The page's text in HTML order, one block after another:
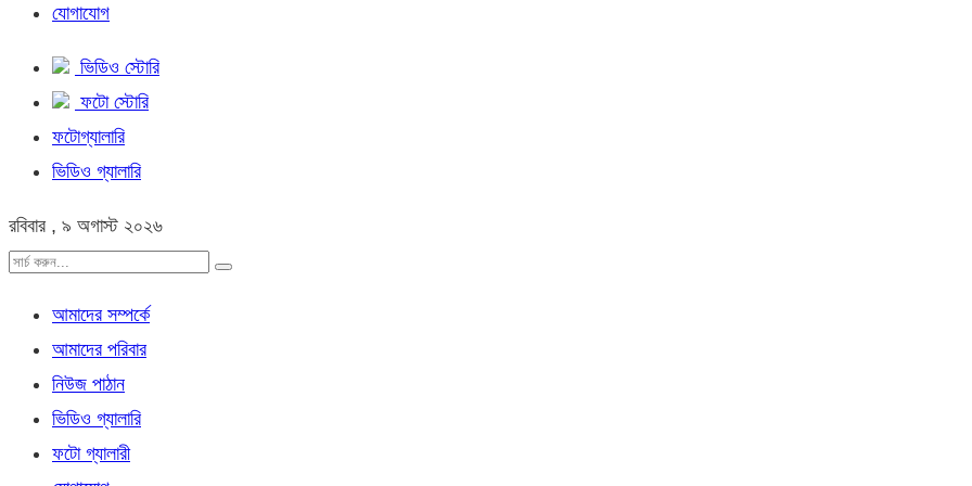
যোগাযোগ
ভিডিও স্টোরি
ফটো স্টোরি
ফটোগ্যালারি
ভিডিও গ্যালারি
রবিবার , ৯ অগাস্ট ২০২৬
আমাদের সম্পর্কে
আমাদের পরিবার
নিউজ পাঠান
ভিডিও গ্যালারি
ফটো গ্যালারী